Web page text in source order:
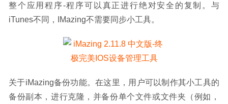
整个应用程序-程序可以真正进行绝对安全的复制。与
iTunes不同，IMazing不需要同步小工具。
关于iMazing备份功能。在这里，用户可以制作其小工具的
备份副本，进行克隆，并备份单个文件或文件夹（例如，